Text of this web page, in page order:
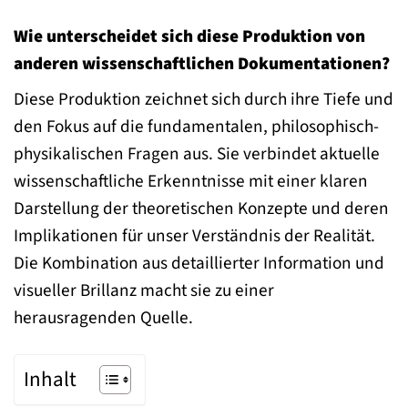
Wie unterscheidet sich diese Produktion von
anderen wissenschaftlichen Dokumentationen?
Diese Produktion zeichnet sich durch ihre Tiefe und
den Fokus auf die fundamentalen, philosophisch-
physikalischen Fragen aus. Sie verbindet aktuelle
wissenschaftliche Erkenntnisse mit einer klaren
Darstellung der theoretischen Konzepte und deren
Implikationen für unser Verständnis der Realität.
Die Kombination aus detaillierter Information und
visueller Brillanz macht sie zu einer
herausragenden Quelle.
Inhalt